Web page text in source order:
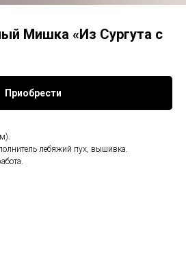
Мишка «Из Сургута с
Приобрести
лебяжий пух, вышивка.